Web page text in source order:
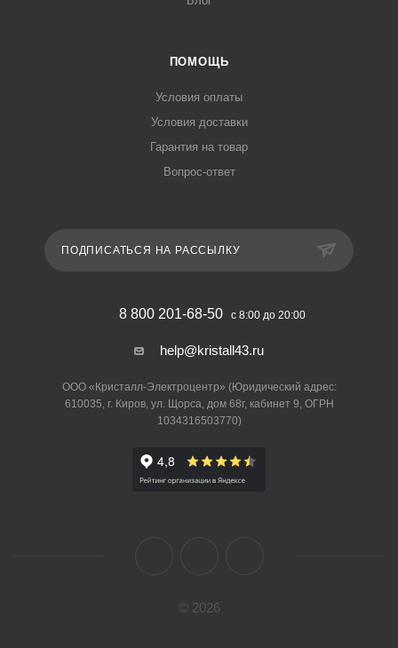
ПОМОЩЬ
Условия оплаты
Условия доставки
Гарантия на товар
Вопрос-ответ
ПОДПИСАТЬСЯ НА РАССЫЛКУ
8 800 201-68-50 с 8:00 до 20:00
help@kristall43.ru
ООО «Кристалл-Электроцентр» (Юридический адрес:
610035, г. Киров, ул. Щорса, дом 68г, кабинет 9, ОГРН
1034316503770)
© 2026